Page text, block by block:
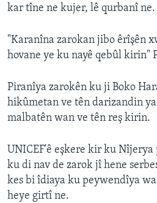
kar tîne ne kujer, lê qurbanî ne.
"Karanîna zarokan jibo êrîşên
hovane ye ku nayê qebûl kirin"
Piranîya zarokên ku ji Boko
hikûmetan ve tên darizandin
malbatên wan ve tên reş kirin.
UNICEF'ê eşkere kir ku Nîjerya
ku di nav de zarok jî hene
kes bi îdiaya ku peywendîya
heye girtî ne.